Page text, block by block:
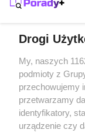
Żaden utwór
rozpowszechniany
(w tym także
eksploatacji w
Internecie bez
lub wykorzystanie
prawa, tzn. bez
może być ścigane
Drogi
My, naszych
podmioty z
przechowujemy
przetwarzamy
identyfikatory,
urządzenie czy